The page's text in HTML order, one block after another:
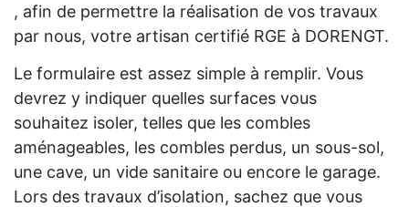
, afin de permettre la réalisation de vos travaux
par nous, votre artisan certifié RGE à DORENGT.
Le formulaire est assez simple à remplir. Vous
devrez y indiquer quelles surfaces vous
souhaitez isoler, telles que les combles
aménageables, les combles perdus, un sous-sol,
une cave, un vide sanitaire ou encore le garage.
Lors des travaux d’isolation, sachez que vous